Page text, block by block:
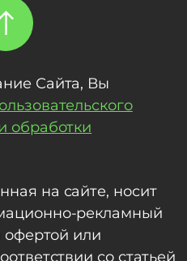
Сайта, Вы
обработки
на сайте, носит
рекламный
офертой или
со статьей